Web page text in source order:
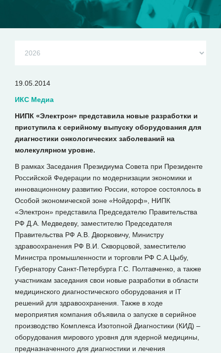
19.05.2014
ИКС Медиа
НИПК «Электрон» представила новые разработки и
приступила к серийному выпуску оборудования для
диагностики онкологических заболеваний на
молекулярном уровне.
В рамках Заседания Президиума Совета при Президенте
Российской Федерации по модернизации экономики и
инновационному развитию России, которое состоялось в
Особой экономической зоне «Нойдорф», НИПК
«Электрон» представила Председателю Правительства
РФ Д.А. Медведеву, заместителю Председателя
Правительства РФ А.В. Дворковичу, Министру
здравоохранения РФ В.И. Скворцовой, заместителю
Министра промышленности и торговли РФ С.А.Цыбу,
Губернатору Санкт-Петербурга Г.С. Полтавченко, а также
участникам заседания свои новые разработки в области
медицинского диагностического оборудования и IT
решений для здравоохранения. Также в ходе
мероприятия компания объявила о запуске в серийное
производство Комплекса Изотопной Диагностики (КИД) –
оборудования мирового уровня для ядерной медицины,
предназначенного для диагностики и лечения